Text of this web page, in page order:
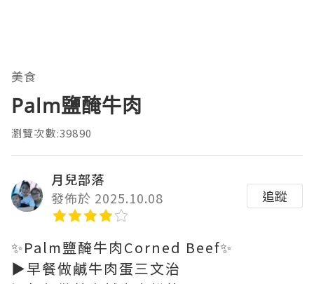
美食
Palm鹽醃牛肉
瀏覽次數:39890
月兒部落
發佈於 2025.10.08
追蹤
✨Palm鹽醃牛肉Corned Beef✨
▶️早餐做鹹牛肉蛋三文治